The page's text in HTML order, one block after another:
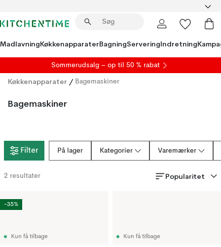
MadlavningKøkkenapparaterBagningServeringIndretning
Sommerudsalg – op til 50 % rabat
Køkkenapparater / Bagemaskiner
Bagemaskiner
Filter På lager Kategorier Varemærker
2 resultater Popularitet
Kun få tilbage
-35%
Kun få tilbage